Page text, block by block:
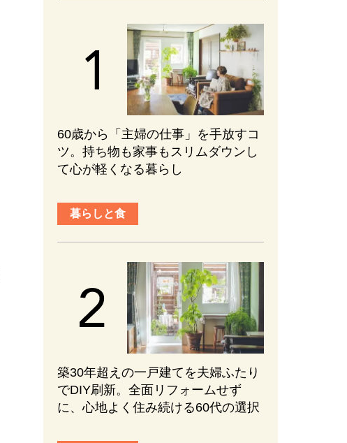
60歳から「主婦の仕事」を手放すコ
ツ。持ち物も家事もスリムダウンし
て心が軽くなる暮らし
暮らしと食
築30年超えの一戸建てを夫婦ふたり
でDIY刷新。全面リフォームせず
に、心地よく住み続ける60代の選択